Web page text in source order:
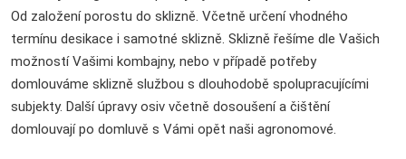
Od založení porostu do sklizně. Včetně určení vhodného
termínu desikace i samotné sklizně. Sklizně řešíme dle Vašich
možností Vašimi kombajny, nebo v případě potřeby
domlouváme sklizně službou s dlouhodobě spolupracujícími
subjekty. Další úpravy osiv včetně dosoušení a čištění
domlouvají po domluvě s Vámi opět naši agronomové.